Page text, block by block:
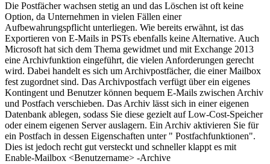
Die Postfächer wachsen stetig an und das Löschen ist oft keine
Option, da Unternehmen in vielen Fällen einer
Aufbewahrungspflicht unterliegen. Wie bereits erwähnt, ist das
Exportieren von E-Mails in PSTs ebenfalls keine Alternative. Auch
Microsoft hat sich dem Thema gewidmet und mit Exchange 2013
eine Archivfunktion eingeführt, die vielen Anforderungen gerecht
wird. Dabei handelt es sich um Archivpostfächer, die einer Mailbox
fest zugordnet sind. Das Archivpostfach verfügt über ein eigenes
Kontingent und Benutzer können bequem E-Mails zwischen Archiv
und Postfach verschieben. Das Archiv lässt sich in einer eigenen
Datenbank ablegen, sodass Sie diese gezielt auf Low-Cost-Speicher
oder einem eigenen Server auslagern. Ein Archiv aktivieren Sie für
ein Postfach in dessen Eigenschaften unter " Postfachfunktionen".
Dies ist jedoch recht gut versteckt und schneller klappt es mit
Enable-Mailbox <Benutzername> -Archive